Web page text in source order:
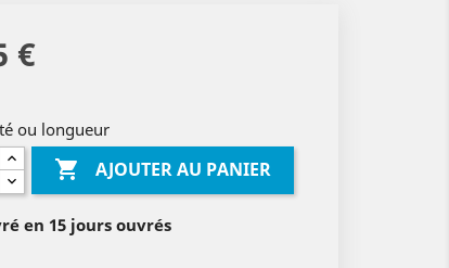
€
ou longueur
 AJOUTER AU PANIER
en 15 jours ouvrés